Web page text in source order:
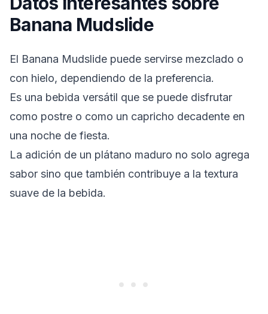
Banana Mudslide
El Banana Mudslide puede servirse mezclado o
con hielo, dependiendo de la preferencia.
Es una bebida versátil que se puede disfrutar
como postre o como un capricho decadente en
una noche de fiesta.
La adición de un plátano maduro no solo agrega
sabor sino que también contribuye a la textura
suave de la bebida.